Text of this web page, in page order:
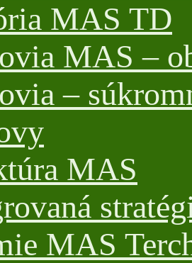
MAS TD
MAS –
–
MAS
MAS